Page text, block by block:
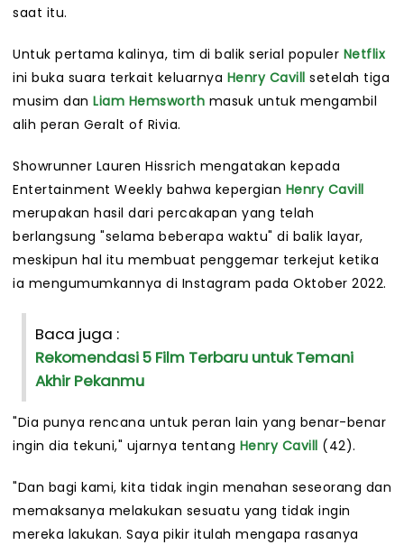
saat itu.
Untuk pertama kalinya, tim di balik serial populer Netflix
ini buka suara terkait keluarnya Henry Cavill setelah tiga
musim dan Liam Hemsworth masuk untuk mengambil
alih peran Geralt of Rivia.
Showrunner Lauren Hissrich mengatakan kepada
Entertainment Weekly bahwa kepergian Henry Cavill
merupakan hasil dari percakapan yang telah
berlangsung "selama beberapa waktu" di balik layar,
meskipun hal itu membuat penggemar terkejut ketika
ia mengumumkannya di Instagram pada Oktober 2022.
Baca juga :
Rekomendasi 5 Film Terbaru untuk Temani
Akhir Pekanmu
"Dia punya rencana untuk peran lain yang benar-benar
ingin dia tekuni," ujarnya tentang Henry Cavill (42).
"Dan bagi kami, kita tidak ingin menahan seseorang dan
memaksanya melakukan sesuatu yang tidak ingin
mereka lakukan. Saya pikir itulah mengapa rasanya